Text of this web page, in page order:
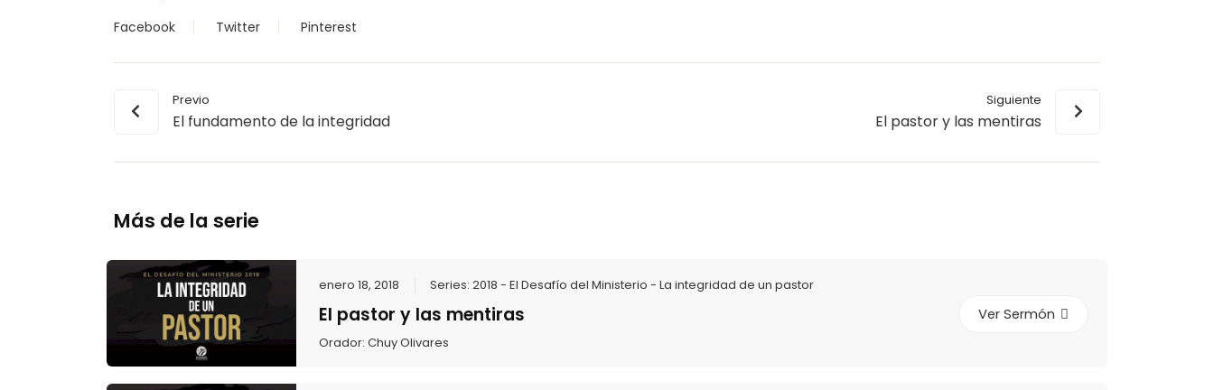
Facebook Twitter Pinterest
Previo
El fundamento de la integridad
Siguiente
El pastor y las mentiras
Más de la serie
enero 18, 2018 Series:2018 - El Desafío del Ministerio - La integridad de un pastor
El pastor y las mentiras
Orador:Chuy Olivares
Ver Sermón